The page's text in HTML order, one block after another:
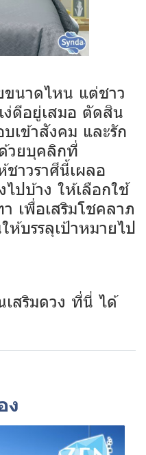
ขนาดไหน แต่ชาว
ง่ดีอยู่เสมอ ตัดสิน
เข้าสังคม และรัก
วยบุคลิกที่
าวราศีนี้เผลอ
ปบ้าง ให้เลือกใช้
เพื่อเสริมโชคลาภ
ห้บรรลุเป้าหมายไป
สริมดวง ที่นี่ ได้
ง